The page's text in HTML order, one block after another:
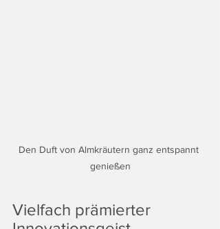
Den Duft von Almkräutern ganz entspannt
genießen
Vielfach prämierter